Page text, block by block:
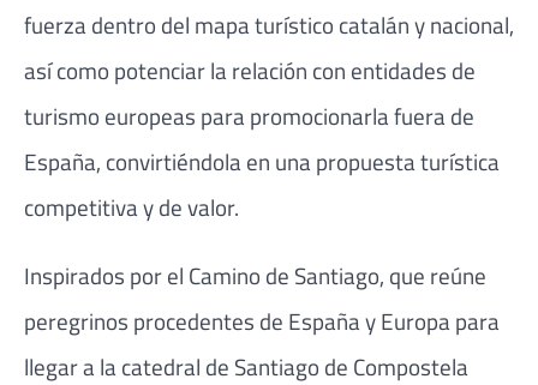
fuerza dentro del mapa turístico catalán y nacional,
así como potenciar la relación con entidades de
turismo europeas para promocionarla fuera de
España, convirtiéndola en una propuesta turística
competitiva y de valor.
Inspirados por el Camino de Santiago, que reúne
peregrinos procedentes de España y Europa para
llegar a la catedral de Santiago de Compostela